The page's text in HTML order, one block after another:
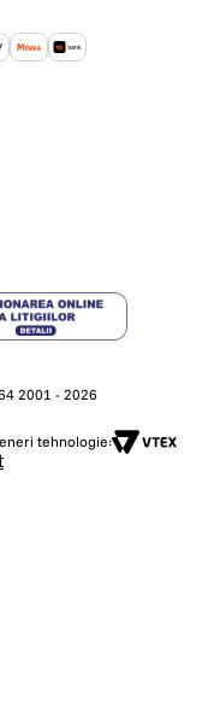
2001 - 2026
tehnologie: